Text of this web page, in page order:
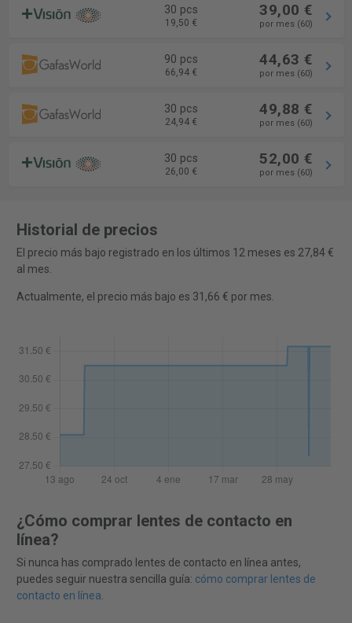
30 pcs
19,50 €
39,00 €
por mes (60)
90 pcs
66,94 €
44,63 €
por mes (60)
30 pcs
24,94 €
49,88 €
por mes (60)
30 pcs
26,00 €
52,00 €
por mes (60)
Historial de precios
El precio más bajo registrado en los últimos 12 meses es 27,84 €
al mes.
Actualmente, el precio más bajo es 31,66 € por mes.
¿Cómo comprar lentes de contacto en
línea?
Si nunca has comprado lentes de contacto en línea antes,
puedes seguir nuestra sencilla guía: cómo comprar lentes de
contacto en línea.